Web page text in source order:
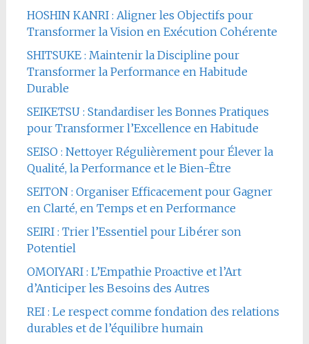
HOSHIN KANRI : Aligner les Objectifs pour
Transformer la Vision en Exécution Cohérente
SHITSUKE : Maintenir la Discipline pour
Transformer la Performance en Habitude
Durable
SEIKETSU : Standardiser les Bonnes Pratiques
pour Transformer l’Excellence en Habitude
SEISO : Nettoyer Régulièrement pour Élever la
Qualité, la Performance et le Bien-Être
SEITON : Organiser Efficacement pour Gagner
en Clarté, en Temps et en Performance
SEIRI : Trier l’Essentiel pour Libérer son
Potentiel
OMOIYARI : L’Empathie Proactive et l’Art
d’Anticiper les Besoins des Autres
REI : Le respect comme fondation des relations
durables et de l’équilibre humain